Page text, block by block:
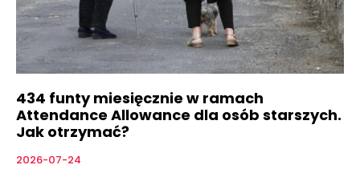
434 funty miesięcznie w ramach
Attendance Allowance dla osób starszych.
Jak otrzymać?
2026-07-24